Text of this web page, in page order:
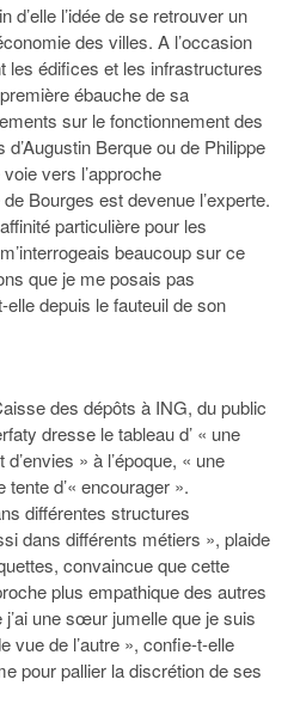
d’elle l’idée de se retrouver un
des villes. A l’occasion
les édifices et les infrastructures
ébauche de sa
sur le fonctionnement des
Berque ou de Philippe
vers l’approche
Bourges est devenue l’experte.
particulière pour les
beaucoup sur ce
que je me posais pas
depuis le fauteuil de son
des dépôts à ING, du public
dresse le tableau d’ « une
» à l’époque, « une
tente d’« encourager ».
différentes structures
dans différents métiers », plaide
convaincue que cette
plus empathique des autres
une sœur jumelle que je suis
vue de l’autre », confie-t-elle
pour pallier la discrétion de ses